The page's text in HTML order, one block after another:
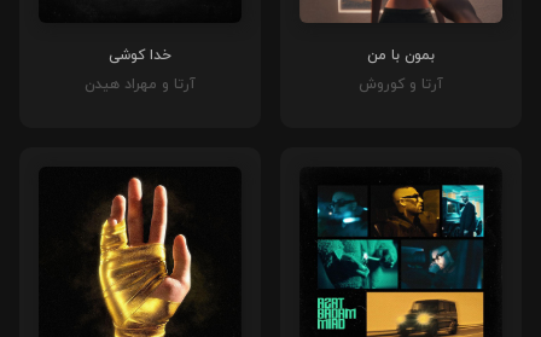
بمون با من
آرتا و کوروش
خدا کوشی
آرتا و مهراد هیدن